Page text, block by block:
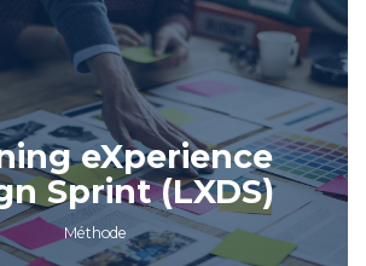
eXperience
Sprint (LXDS)
Méthode